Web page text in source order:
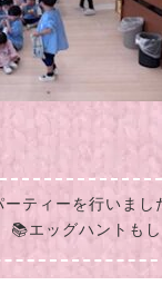
ーティーを行いま
📚エッグハントもし